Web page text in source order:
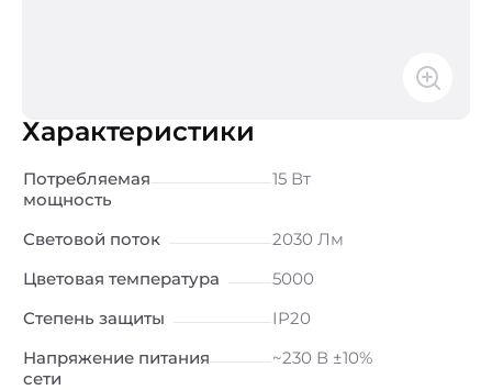
Характеристики
Потребляемая
мощность
15 Вт
Световой поток
2030 Лм
Цветовая температура
5000
Степень защиты
IP20
Напряжение питания
сети
~230 В ±10%